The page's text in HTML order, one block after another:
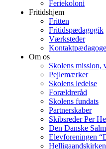
Feriekoloni
Fritidshjem
Fritten
Fritidspædagogik
Værksteder
Om os
Skolens mission,
Pejlemærker
Skolens ledelse
Forældreråd
Skolens fundats
Partnerskaber
Skibsreder Per
Den Danske
Elevforeningen
Helligaandskirken